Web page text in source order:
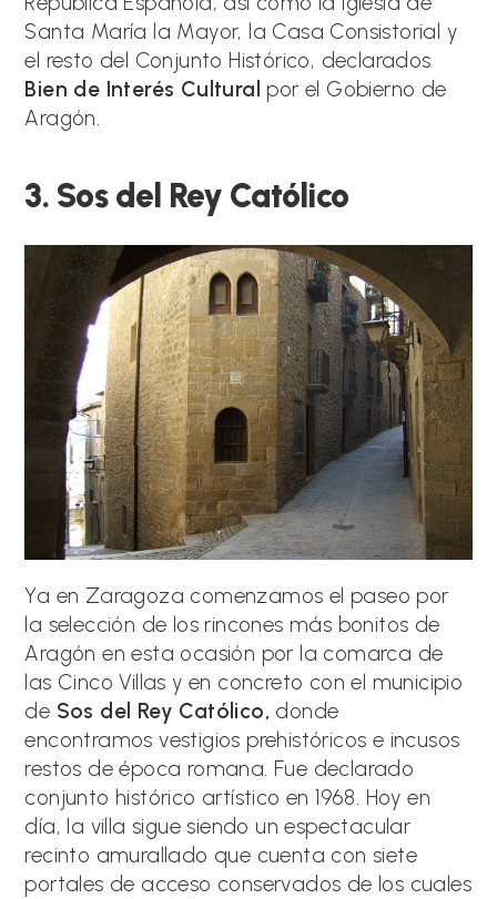
Santa María la Mayor, la Casa Consistorial y
el resto del Conjunto Histórico, declarados
Bien de Interés Cultural por el Gobierno de
Aragón.
3. Sos del Rey Católico
Ya en Zaragoza comenzamos el paseo por
la selección de los rincones más bonitos de
Aragón en esta ocasión por la comarca de
las Cinco Villas y en concreto con el municipio
de Sos del Rey Católico, donde
encontramos vestigios prehistóricos e incusos
restos de época romana. Fue declarado
conjunto histórico artístico en 1968. Hoy en
día, la villa sigue siendo un espectacular
recinto amurallado que cuenta con siete
portales de acceso conservados de los cuales